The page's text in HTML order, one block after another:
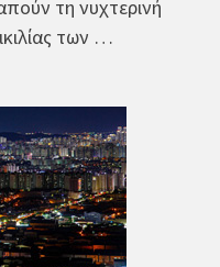
τη νυχτερινή
των …